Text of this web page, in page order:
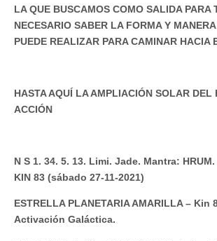
LA QUE BUSCAMOS COMO SALIDA PARA
NECESARIO SABER LA FORMA Y
PUEDE REALIZAR PARA CAMINAR HACIA
HASTA AQUÍ LA AMPLIACIÓN SOLAR DEL
ACCIÓN
N S 1. 34. 5. 13. Limi. Jade. Mantra:
KIN 83 (sábado 27-11-2021)
ESTRELLA PLANETARIA AMARILLA – Kin
Activación Galáctica.